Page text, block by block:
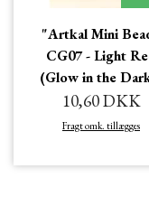
"Artkal Mini
CG07 - Light
(Glow in the
10,60 DKK
Fragt omk. tillægges